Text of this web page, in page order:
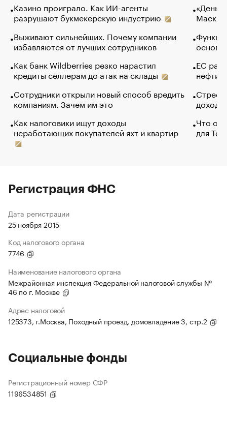
Казино проиграло. Как ИИ-агенты
разрушают букмекерскую индустрию
Выживают сильнейших. Почему компании
избавляются от лучших сотрудников
Как банк Wildberries резко нарастил
кредиты селлерам до атак на склады
Сотрудники открыли новый способ вредить
компаниям. Зачем им это
Как налоговики ищут доходы
неработающих покупателей яхт и квартир
Маск в
основ
ЕС
нефти
Что
для
Регистрация ФНС
Дата регистрации
25 ноября 2015
Код налогового органа
7746
Наименование налогового органа
Межрайонная инспекция Федеральной налоговой службы №
46 по г. Москве
Адрес налоговой
125373, г.Москва, Походный проезд, домовладение 3, стр.2
Социальные фонды
Регистрационный номер СФР
1196534851